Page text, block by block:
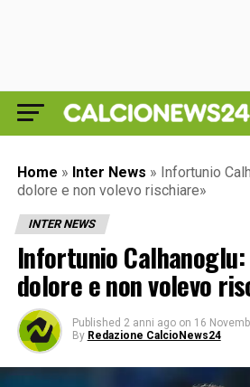
Home » Inter News » Infortunio
dolore e non volevo rischiare»
INTER NEWS
Infortunio
dolore e non volevo
Published 2 anni ago on 16
By Redazione CalcioNews24